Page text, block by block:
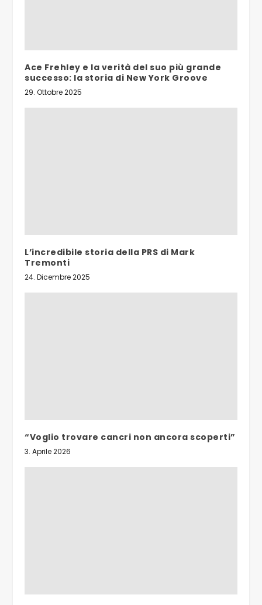
Ace Frehley e la verità del suo più grande
successo: la storia di New York Groove
29. Ottobre 2025
L’incredibile storia della PRS di Mark
Tremonti
24. Dicembre 2025
“Voglio trovare cancri non ancora scoperti”
3. Aprile 2026